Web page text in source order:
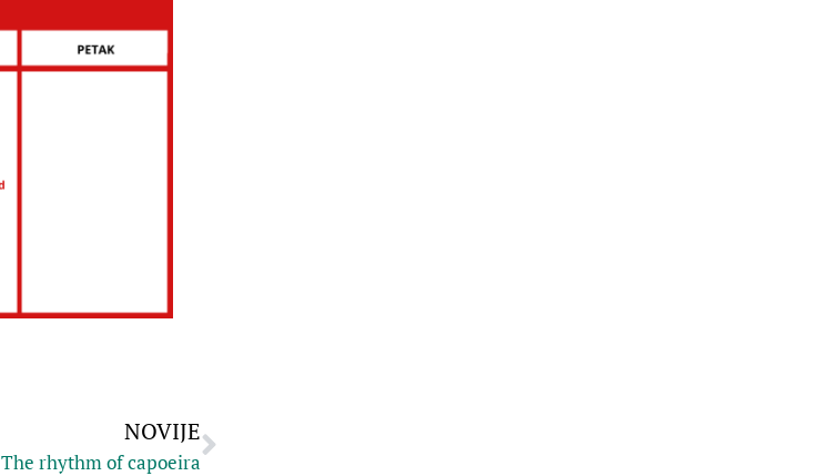
NOVIJE
The rhythm of capoeira